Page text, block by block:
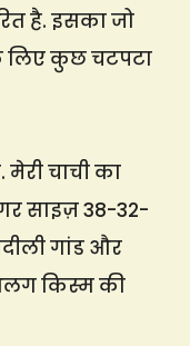
है. इसका जो
कुछ चटपटा
चाची का
साइज़ 38-32-
गांड और
किस्म की